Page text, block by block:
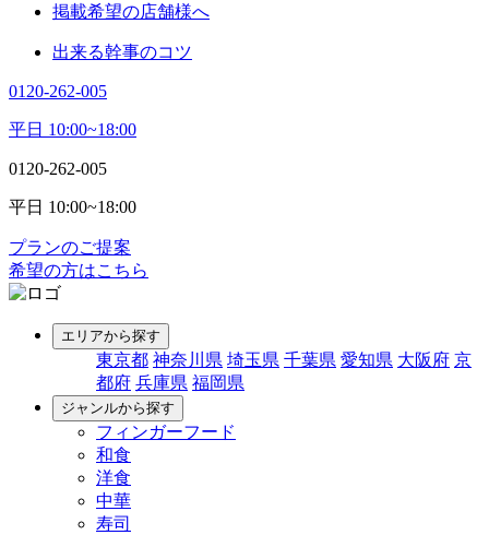
掲載希望の店舗様へ
出来る幹事のコツ
0120-262-005
平日 10:00~18:00
0120-262-005
平日 10:00~18:00
プランのご提案
希望の方はこちら
エリアから探す
東京都 神奈川県 埼玉県 千葉県 愛知県 大阪府 京
都府 兵庫県 福岡県
ジャンルから探す
フィンガーフード
和食
洋食
中華
寿司